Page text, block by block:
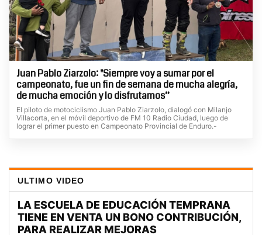
Juan Pablo Ziarzolo: "Siempre voy a sumar por el
campeonato, fue un fin de semana de mucha alegría,
de mucha emoción y lo disfrutamos”
El piloto de motociclismo Juan Pablo Ziarzolo, dialogó con Milanjo
Villacorta, en el móvil deportivo de FM 10 Radio Ciudad, luego de
lograr el primer puesto en Campeonato Provincial de Enduro.-
ULTIMO VIDEO